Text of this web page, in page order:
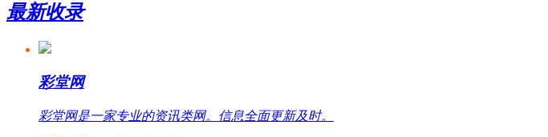
最新收录
彩堂网
彩堂网是一家专业的资讯类网。信息全面更新及时。